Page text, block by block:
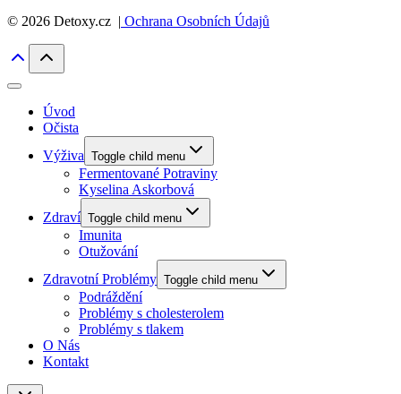
© 2026 Detoxy.cz | Ochrana Osobních Údajů
Úvod
Očista
Výživa Toggle child menu
Fermentované Potraviny
Kyselina Askorbová
Zdraví Toggle child menu
Imunita
Otužování
Zdravotní Problémy Toggle child menu
Podráždění
Problémy s cholesterolem
Problémy s tlakem
O Nás
Kontakt